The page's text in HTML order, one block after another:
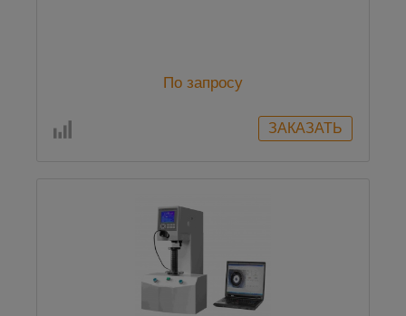
По запросу